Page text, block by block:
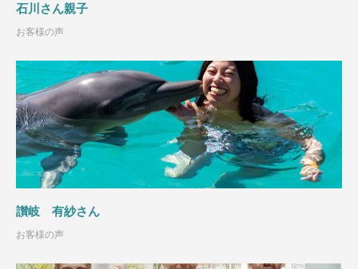
石川さん親子
お客様の声
讃岐 有紗さん
お客様の声